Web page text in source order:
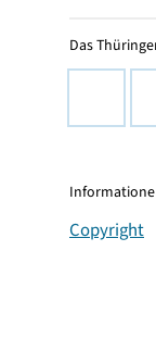
Das
Copyright